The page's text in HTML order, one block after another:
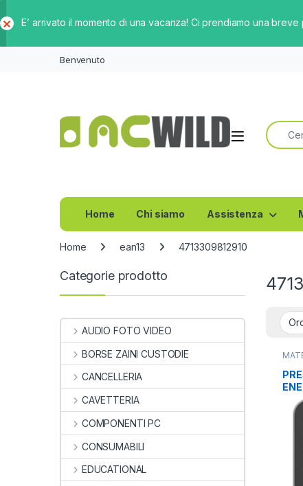
E’ arrivato il momento di una vacanza! Ci prendiamo una
Benvenuto
Home Chi siamo Assistenza
Home ean13 4713309812910
+
Categorie prodotto
AUDIO FOTO VIDEO
BORSE ZAINI CUSTODIE
CANCELLERIA
CAVETTERIA
COMPONENTI PC
CONSUMABILI
EDUCATIONAL